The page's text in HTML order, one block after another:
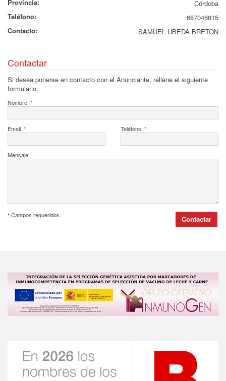
Provincia:
Córdoba
Teléfono:
687046815
Contacto:
SAMUEL UBEDA BRETON
Contactar
Si desea ponerse en contacto con el Anunciante, rellene el siguiente
formulario:
Nombre *
Email * Teléfono *
Mensaje
* Campos requeridos.